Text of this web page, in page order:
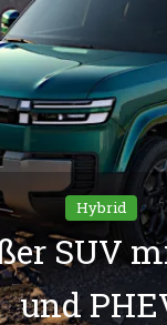
Hybrid
SUV
und